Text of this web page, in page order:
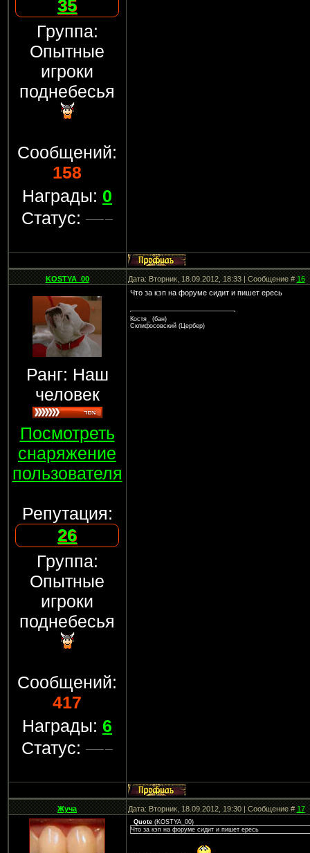
35
Группа:
Опытные
игроки
поднебесья
Сообщений:
158
Награды: 0
Статус:
KOSTYA_00 Дата: Вторник, 18.09.2012, 18:33 | Сообщение #16
Ранг: Наш
человек
Посмотреть
снаряжение
пользователя
Репутация:
26
Группа:
Опытные
игроки
поднебесья
Сообщений:
417
Награды: 6
Статус:
Что за кэп на форуме сидит и пишет ересь
Костя_ (бан)
Склифосовский (Цербер)
Жуча Дата: Вторник, 18.09.2012, 19:30 | Сообщение #17
Quote(KOSTYA_00)
Что за кэп на форуме сидит и пишет ересь